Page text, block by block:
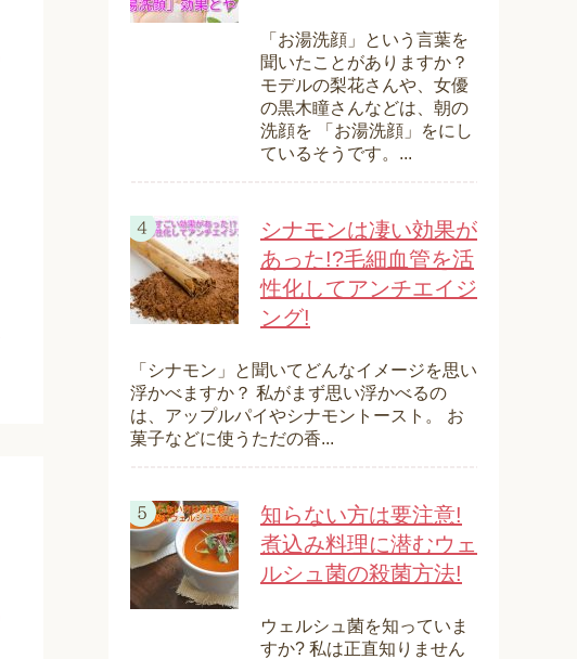
「お湯洗顔」という言葉を
聞いたことがありますか？
モデルの梨花さんや、女優
の黒木瞳さんなどは、朝の
洗顔を 「お湯洗顔」をにし
ているそうです。...
シナモンは凄い効果が
あった!?毛細血管を活
性化してアンチエイジ
ング!
「シナモン」と聞いてどんなイメージを思い
浮かべますか？ 私がまず思い浮かべるの
は、アップルパイやシナモントースト。 お
菓子などに使うただの香...
知らない方は要注意!
煮込み料理に潜むウェ
ルシュ菌の殺菌方法!
ウェルシュ菌を知っていま
すか? 私は正直知りません